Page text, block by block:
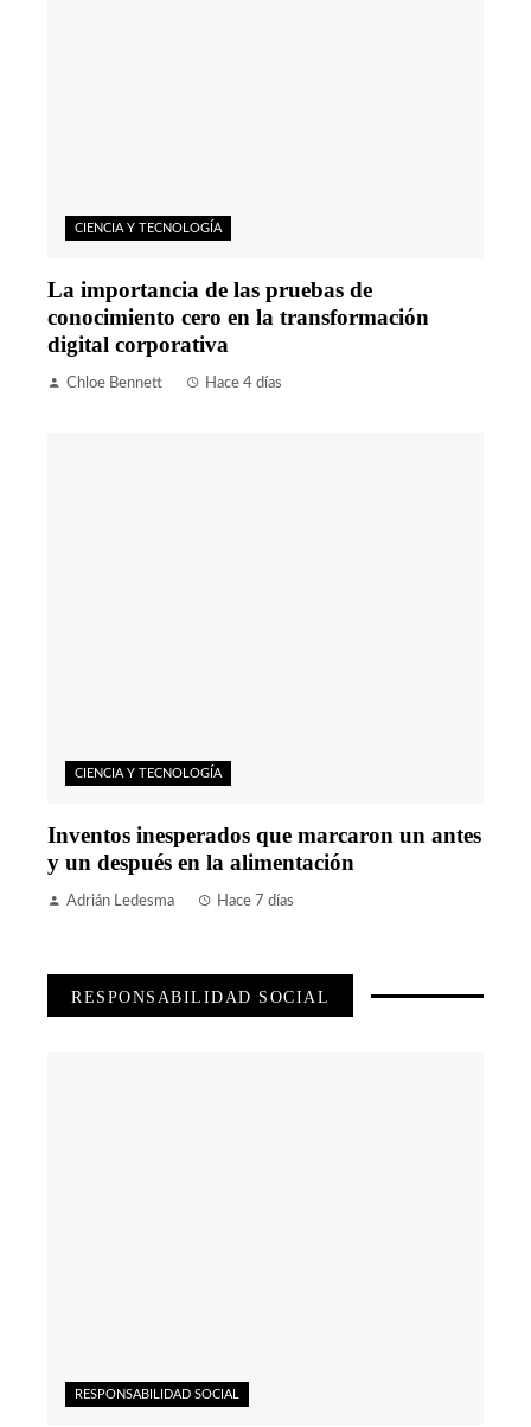
CIENCIA Y TECNOLOGÍA
La importancia de las pruebas de
conocimiento cero en la transformación
digital corporativa
Chloe Bennett Hace 4 días
CIENCIA Y TECNOLOGÍA
Inventos inesperados que marcaron un antes
y un después en la alimentación
Adrián Ledesma Hace 7 días
RESPONSABILIDAD SOCIAL
RESPONSABILIDAD SOCIAL